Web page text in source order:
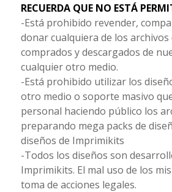
RECUERDA QUE NO ESTÁ
-Está prohibido revender,
donar cualquiera de los archivos
comprados y descargados de
cualquier otro medio.
-Está prohibido utilizar los
otro medio o soporte masivo
personal haciendo público los
preparando mega packs de
diseños de Imprimikits
-Todos los diseños son
Imprimikits. El mal uso de los
toma de acciones legales.